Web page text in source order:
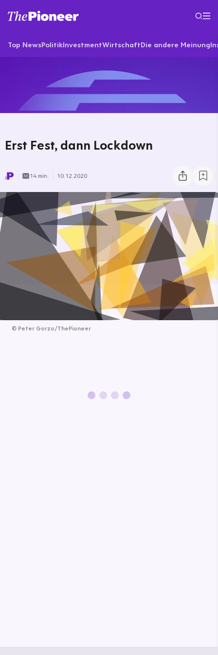
Top NewsPolitikInvestmentWirtschaftDie andere Meinung
Erst Fest, dann Lockdown
14 min. 10.12.2020
© Peter Gorzo/ThePioneer